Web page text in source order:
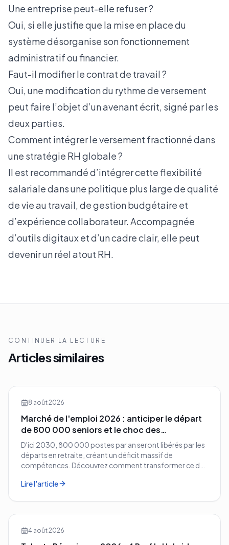
Une entreprise peut-elle refuser ?
Oui, si elle justifie que la mise en place du
système désorganise son fonctionnement
administratif ou financier.
Faut-il modifier le contrat de travail ?
Oui, une modification du rythme de versement
peut faire l’objet d’un avenant écrit, signé par les
deux parties.
Comment intégrer le versement fractionné dans
une stratégie RH globale ?
Il est recommandé d’intégrer cette flexibilité
salariale dans une politique plus large de qualité
de vie au travail, de gestion budgétaire et
d’expérience collaborateur. Accompagnée
d’outils digitaux et d’un cadre clair, elle peut
devenir un réel atout RH.
CONTINUER LA LECTURE
Articles similaires
8 août 2026
Marché de l'emploi 2026 : anticiper le départ
de 800 000 seniors et le choc des
compétences
D'ici 2030, 800 000 postes par an seront libérés par les
départs en retraite, créant un déficit massif de
compétences. Découvrez comment transformer ce défi
entreprise.
Lire l'article
4 août 2026